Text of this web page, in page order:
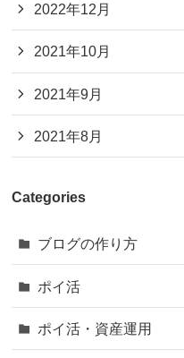
2022年12月
2021年10月
2021年9月
2021年8月
Categories
ブログの作り方
ポイ活
ポイ活・資産運用